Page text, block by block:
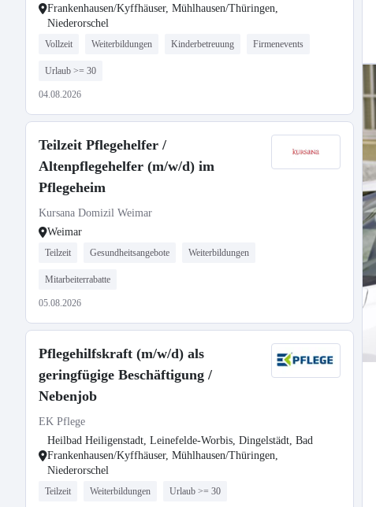
Frankenhausen/Kyffhäuser, Mühlhausen/Thüringen,
Niederorschel
Vollzeit Weiterbildungen Kinderbetreuung Firmenevents
Urlaub >= 30
04.08.2026
Teilzeit Pflegehelfer /
Altenpflegehelfer (m/w/d) im
Pflegeheim
Kursana Domizil Weimar
Weimar
Teilzeit Gesundheitsangebote Weiterbildungen
Mitarbeiterrabatte
05.08.2026
Pflegehilfskraft (m/w/d) als
geringfügige Beschäftigung /
Nebenjob
EK Pflege
Heilbad Heiligenstadt, Leinefelde-Worbis, Dingelstädt, Bad
Frankenhausen/Kyffhäuser, Mühlhausen/Thüringen,
Niederorschel
Teilzeit Weiterbildungen Urlaub >= 30